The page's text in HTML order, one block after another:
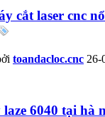
cắt laser cnc
toandacloc.cnc 26-
6040 tại hà